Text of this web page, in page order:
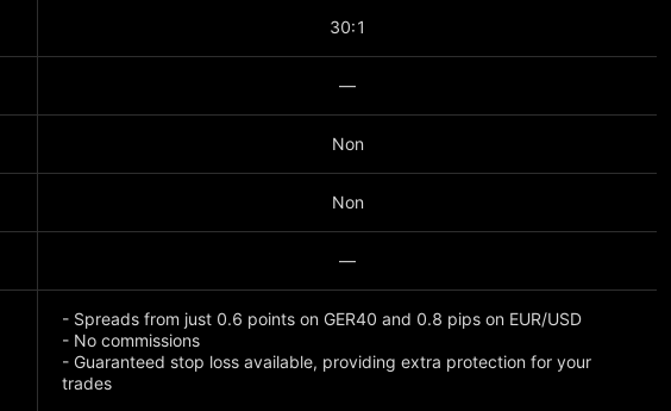
30:1
—
Non
Non
—
- Spreads from just 0.6 points on GER40 and 0.8 pips on EUR/USD
- No commissions
- Guaranteed stop loss available, providing extra protection for your
trades